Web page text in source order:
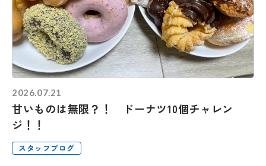
2026.07.21
甘いものは無限？！ ドーナツ10個チャレン
ジ！！
スタッフブログ